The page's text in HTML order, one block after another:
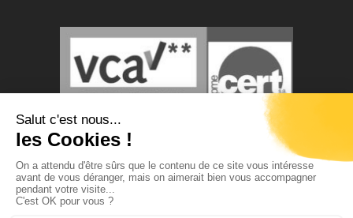
© Tous droits réservés.
Photos et contenus non-contractuels.
ABM TECNA s.a. se réserve le droit de modifier ce site